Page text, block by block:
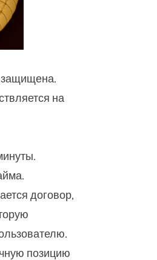
защищена.
на
договор,
позицию